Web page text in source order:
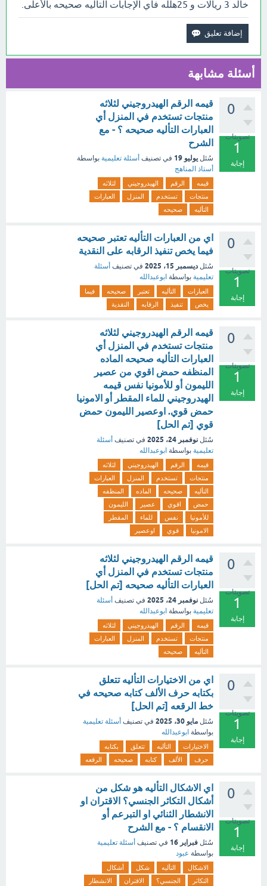
خالد 3 ريالات و 25هلله فأي الإجابات التأليه صحيحه بالأعلى.
أسئلة مشابهة
0
تصويتات
1
إجابة
قيمه الرقم الهيدروجيني لثلاثه
منتجات تستخدم في المنزل أي
العبارات التأليه صحيحه ؟ - مع
الشرح
سُئل يوليو 19 في تصنيف أسئلة تعليمية بواسطة
أستاذ المناهج
قيمه الرقم الهيدروجيني
لثلاثه
منتجات
تستخدم المنزل
العبارات
التأليه
صحيحه
0
تصويتات
1
إجابة
اي من العبارات التأليه تعتبر صحيحه
فيما يخص تنفيذ الرقابه على النقدية
سُئل ديسمبر 15، 2025 في تصنيف أسئلة
تعليمية بواسطة ابوعبدالله
العبارات التأليه تعتبر صحيحه
فيما
يخص
تنفيذ الرقابه النقدية
0
تصويتات
1
إجابة
قيمه الرقم الهيدروجيني لثلاثه
منتجات تستخدم في المنزل أي
العبارات التأليه صحيحه الماده
المنظفه حمض اقوي من عصير
الليمون أو للأمونيا نفس قيمه
الهيدروجيني للماء المقطر أو الامونيا
حمض قوي. اوعصير الليمون حمض
قوي [تم الحل]
سُئل نوفمبر 24، 2025 في تصنيف أسئلة
تعليمية بواسطة ابوعبدالله
قيمه الرقم الهيدروجيني
لثلاثه
منتجات
تستخدم المنزل
العبارات
التأليه
صحيحه الماده
المنظفه
حمض
اقوي عصير
الليمون
للأمونيا
نفس للماء
المقطر
الامونيا
قوي اوعصير
0
تصويتات
1
إجابة
قيمه الرقم الهيدروجيني لثلاثه
منتجات تستخدم في المنزل أي
العبارات التأليه صحيحه [تم الحل]
سُئل نوفمبر 24، 2025 في تصنيف أسئلة
تعليمية بواسطة ابوعبدالله
قيمه الرقم الهيدروجيني
لثلاثه
منتجات
تستخدم المنزل
العبارات
التأليه
صحيحه
0
تصويتات
1
إجابة
اي من الاختيارات التأليه تتعلق
بكتابه حرف الألف كتابه صحيحه في
خط الرقعه [تم الحل]
سُئل مايو 30، 2025 في تصنيف أسئلة تعليمية
بواسطة ابوعبدالله
الاختيارات التأليه تتعلق
بكتابه
حرف
الألف كتابه صحيحه الرقعه
0
تصويتات
1
إجابة
اي الاشكال التأليه هو شكل من
أشكال التكاثر الجنسي؟ الاقتران او
الانشطار الثنائي او التبرعم أو
الانقسام ؟ - مع الشرح
سُئل فبراير 16 في تصنيف أسئلة تعليمية
بواسطة عبود
الاشكال التأليه شكل
أشكال
التكاثر
الجنسي؟ الاقتران
الانشطار